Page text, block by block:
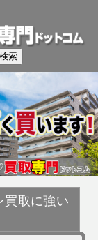
買取に強い